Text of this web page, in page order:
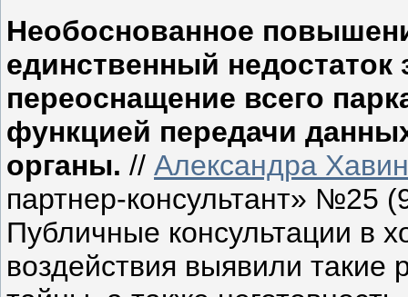
Необоснованное
единственный недостаток
переоснащение всего
функцией передачи
органы. // Александра
партнер-консультант» №25
Публичные консультации в
воздействия выявили такие